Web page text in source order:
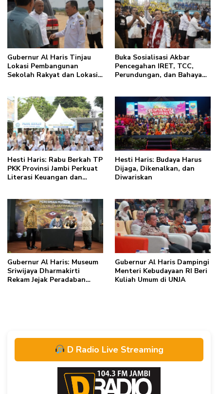
Gubernur Al Haris Tinjau
Lokasi Pembangunan
Sekolah Rakyat dan Lokasi
Buka Sosialisasi Akbar
Pencegahan IRET, TCC,
Perundungan, dan Bahaya
anakku bisa jaga diri, 60%
masa depan sudah ada di
tangan”
Hesti Haris: Rabu Berkah TP
PKK Provinsi Jambi Perkuat
Literasi Keuangan dan
Hesti Haris: Budaya Harus
Dijaga, Dikenalkan, dan
Diwariskan
Gubernur Al Haris: Museum
Sriwijaya Dharmakirti
Rekam Jejak Peradaban
Gubernur Al Haris Dampingi
Menteri Kebudayaan RI Beri
Kuliah Umum di UNJA
D Radio Live Streaming